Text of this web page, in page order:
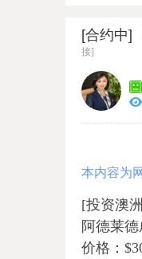
[合约中]
接]
本内容为
[投资澳
阿德莱
价格：